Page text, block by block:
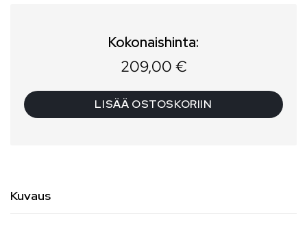
Kokonaishinta:
209,00 €
LISÄÄ OSTOSKORIIN
Kuvaus